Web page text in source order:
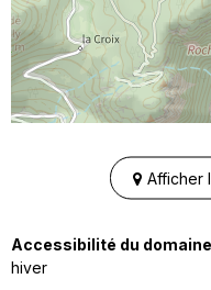
Afficher
Accessibilité du
hiver